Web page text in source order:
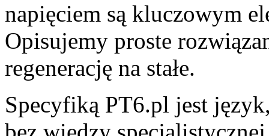
napięciem są kluczowym
Opisujemy proste
regenerację na stałe.
Specyfiką PT6.pl jest